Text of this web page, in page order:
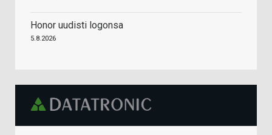
Honor uudisti logonsa
5.8.2026